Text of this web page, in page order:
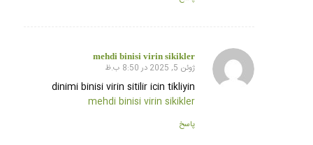
mehdi binisi virin sikikler
گفته:ژوئن 5, 2025 در 8:50 ب.ظ
dinimi binisi virin sitilir icin tikliyin
mehdi binisi virin sikikler
پاسخ